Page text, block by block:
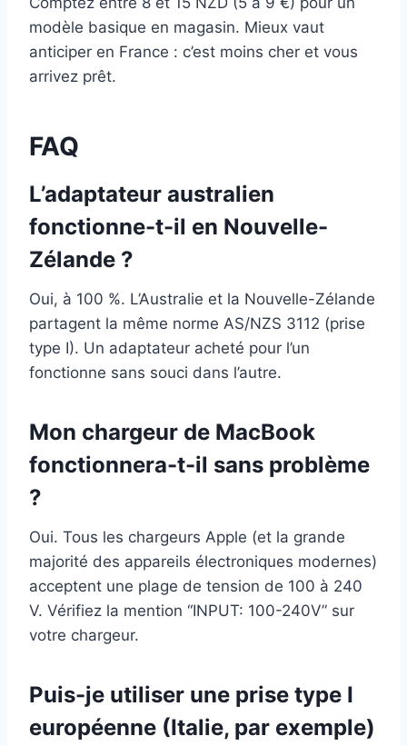
modèle basique en magasin. Mieux vaut
anticiper en France : c’est moins cher et vous
arrivez prêt.
FAQ
L’adaptateur australien
fonctionne-t-il en Nouvelle-
Zélande ?
Oui, à 100 %. L’Australie et la Nouvelle-Zélande
partagent la même norme AS/NZS 3112 (prise
type I). Un adaptateur acheté pour l’un
fonctionne sans souci dans l’autre.
Mon chargeur de MacBook
fonctionnera-t-il sans problème
?
Oui. Tous les chargeurs Apple (et la grande
majorité des appareils électroniques modernes)
acceptent une plage de tension de 100 à 240
V. Vérifiez la mention “INPUT: 100-240V” sur
votre chargeur.
Puis-je utiliser une prise type I
européenne (Italie, par exemple)